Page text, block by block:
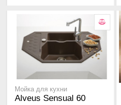
Мойка для кухни
Alveus Sensual 60